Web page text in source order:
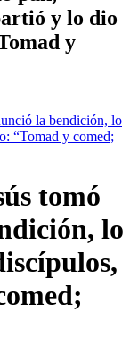
y lo dio
y
la bendición, lo
“Tomad y comed;
tomó
lo